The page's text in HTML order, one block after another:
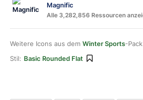
Magnific
Alle 3,282,856 Ressourcen
Weitere Icons aus dem Winter Sports-Pack
Stil: Basic Rounded Flat